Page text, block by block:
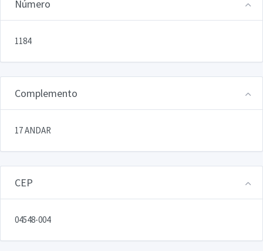
Número
1184
Complemento
17 ANDAR
CEP
04548-004